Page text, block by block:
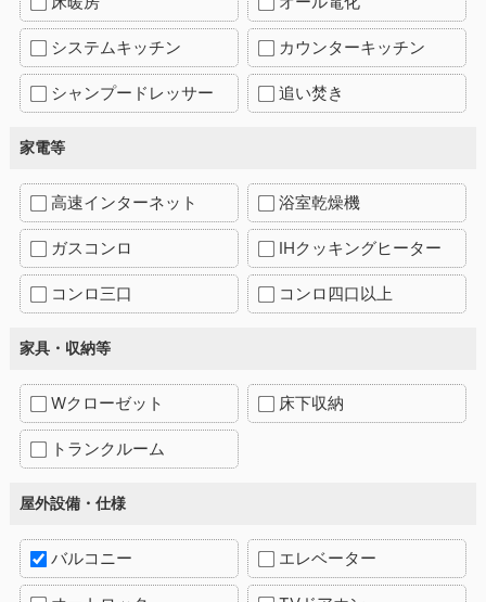
システムキッチン カウンターキッチン
シャンプードレッサー 追い焚き
家電等
高速インターネット 浴室乾燥機
ガスコンロ IHクッキングヒーター
コンロ三口 コンロ四口以上
家具・収納等
Wクローゼット 床下収納
トランクルーム
屋外設備・仕様
バルコニー エレベーター